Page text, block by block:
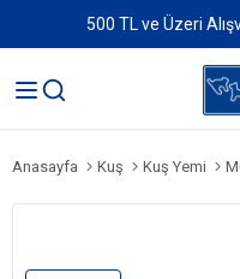
500 TL ve Üzeri
Anasayfa Kuş Kuş Yemi